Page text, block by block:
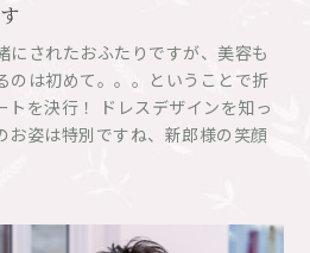
にされたおふたりですが、美容も
のは初めて。。。ということで折
トを決行！ ドレスデザインを知っ
お姿は特別ですね、新郎様の笑顔